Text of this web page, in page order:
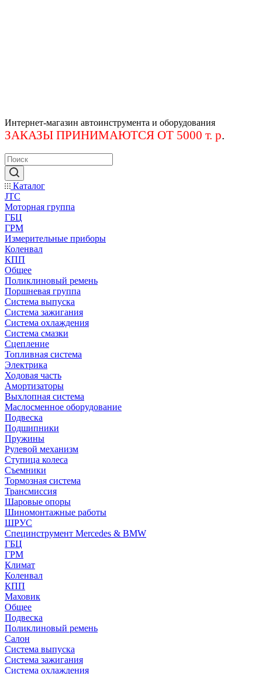
Интернет-магазин автоинструмента и оборудования
ЗАКАЗЫ ПРИНИМАЮТСЯ ОТ 5000 т. р.
Каталог
JTC
Моторная группа
ГБЦ
ГРМ
Измерительные приборы
Коленвал
КПП
Общее
Поликлиновый ремень
Поршневая группа
Система выпуска
Система зажигания
Система охлаждения
Система смазки
Сцепление
Топливная система
Электрика
Ходовая часть
Амортизаторы
Выхлопная система
Маслосменное оборудование
Подвеска
Подшипники
Пружины
Рулевой механизм
Ступица колеса
Съемники
Тормозная система
Трансмиссия
Шаровые опоры
Шиномонтажные работы
ШРУС
Специнструмент Mercedes & BMW
ГБЦ
ГРМ
Климат
Коленвал
КПП
Маховик
Общее
Подвеска
Поликлиновый ремень
Салон
Система выпуска
Система зажигания
Система охлаждения